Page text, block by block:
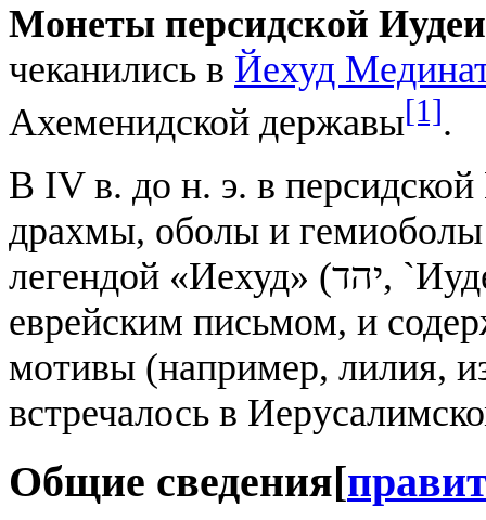
Монеты персидской Иудеи
чеканились в Йехуд
Ахеменидской державы[1].
В IV в. до н. э. в
драхмы, оболы и гемиоболы
легендой «Иехуд» (יהד, `Иудея`), выполненной древним
еврейским письмом, и
мотивы (например, лилия,
встречалось в
Общие сведения[